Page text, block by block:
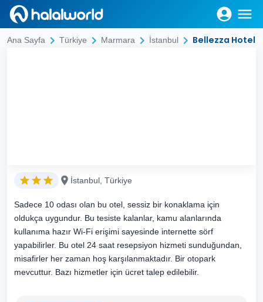
Ana Sayfa Türkiye Marmara İstanbul Bellezza Hotel
İstanbul, Türkiye
Sadece 10 odası olan bu otel, sessiz bir konaklama için
oldukça uygundur. Bu tesiste kalanlar, kamu alanlarında
kullanıma hazır Wi-Fi erişimi sayesinde internette sörf
yapabilirler. Bu otel 24 saat resepsiyon hizmeti sunduğundan,
misafirler her zaman hoş karşılanmaktadır. Bir otopark
mevcuttur. Bazı hizmetler için ücret talep edilebilir.